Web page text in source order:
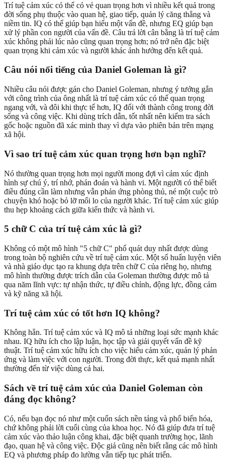
Trí tuệ cảm xúc có thể có vẻ quan trọng hơn vì nhiều kết quả trong
đời sống phụ thuộc vào quan hệ, giao tiếp, quản lý căng thẳng và
niềm tin. IQ có thể giúp bạn hiểu một vấn đề, nhưng EQ giúp bạn
xử lý phần con người của vấn đề. Câu trả lời cân bằng là trí tuệ cảm
xúc không phải lúc nào cũng quan trọng hơn; nó trở nên đặc biệt
quan trọng khi cảm xúc và người khác ảnh hưởng đến kết quả.
Câu nói nổi tiếng của Daniel Goleman là gì?
Nhiều câu nói được gán cho Daniel Goleman, nhưng ý tưởng gắn
với công trình của ông nhất là trí tuệ cảm xúc có thể quan trọng
ngang với, và đôi khi thực tế hơn, IQ đối với thành công trong đời
sống và công việc. Khi dùng trích dẫn, tốt nhất nên kiểm tra sách
gốc hoặc nguồn đã xác minh thay vì dựa vào phiên bản trên mạng
xã hội.
Vì sao trí tuệ cảm xúc quan trọng hơn bạn nghĩ?
Nó thường quan trọng hơn mọi người mong đợi vì cảm xúc định
hình sự chú ý, trí nhớ, phán đoán và hành vi. Một người có thể biết
điều đúng cần làm nhưng vẫn phản ứng phòng thủ, né một cuộc trò
chuyện khó hoặc bỏ lỡ mối lo của người khác. Trí tuệ cảm xúc giúp
thu hẹp khoảng cách giữa kiến thức và hành vi.
5 chữ C của trí tuệ cảm xúc là gì?
Không có một mô hình "5 chữ C" phổ quát duy nhất được dùng
trong toàn bộ nghiên cứu về trí tuệ cảm xúc. Một số huấn luyện viên
và nhà giáo dục tạo ra khung dựa trên chữ C của riêng họ, nhưng
mô hình thường được trích dẫn của Goleman thường được mô tả
qua năm lĩnh vực: tự nhận thức, tự điều chỉnh, động lực, đồng cảm
và kỹ năng xã hội.
Trí tuệ cảm xúc có tốt hơn IQ không?
Không hẳn. Trí tuệ cảm xúc và IQ mô tả những loại sức mạnh khác
nhau. IQ hữu ích cho lập luận, học tập và giải quyết vấn đề kỹ
thuật. Trí tuệ cảm xúc hữu ích cho việc hiểu cảm xúc, quản lý phản
ứng và làm việc với con người. Trong đời thực, kết quả mạnh nhất
thường đến từ việc dùng cả hai.
Sách về trí tuệ cảm xúc của Daniel Goleman còn
đáng đọc không?
Có, nếu bạn đọc nó như một cuốn sách nền tảng và phổ biến hóa,
chứ không phải lời cuối cùng của khoa học. Nó đã giúp đưa trí tuệ
cảm xúc vào thảo luận công khai, đặc biệt quanh trường học, lãnh
đạo, quan hệ và công việc. Độc giả cũng nên biết rằng các mô hình
EQ và phương pháp đo lường vẫn tiếp tục phát triển.